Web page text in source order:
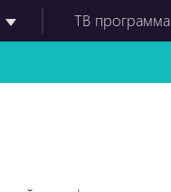
ТВ программа